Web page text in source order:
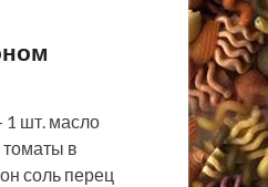
1 шт. масло
томаты в
соль перец